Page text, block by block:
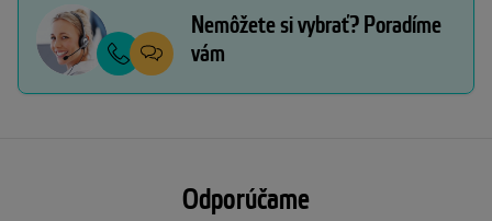
Nemôžete si vybrať? Poradíme
vám
Odporúčame